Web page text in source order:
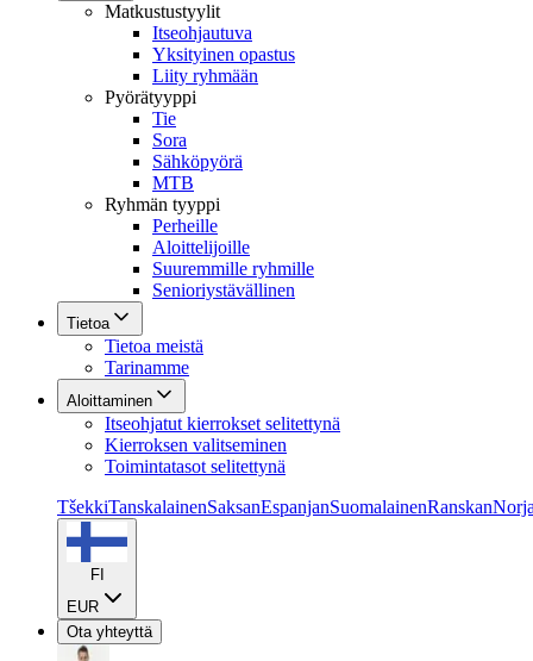
Matkustustyylit
Itseohjautuva
Yksityinen opastus
Liity ryhmään
Pyörätyyppi
Tie
Sora
Sähköpyörä
MTB
Ryhmän tyyppi
Perheille
Aloittelijoille
Suuremmille ryhmille
Senioriystävällinen
Tietoa
Tietoa meistä
Tarinamme
Aloittaminen
Itseohjatut kierrokset selitettynä
Kierroksen valitseminen
Toimintatasot selitettynä
TšekkiTanskalainenSaksanEspanjanSuomalainenRanskan
FI
EUR
Ota yhteyttä